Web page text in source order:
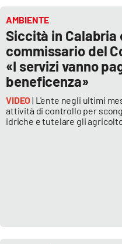
AMBIENTE
Siccità in Calabria
commissario del
«I servizi vanno
beneficenza»
VIDEO| L'ente negli ultimi
attività di controllo per
idriche e tutelare gli